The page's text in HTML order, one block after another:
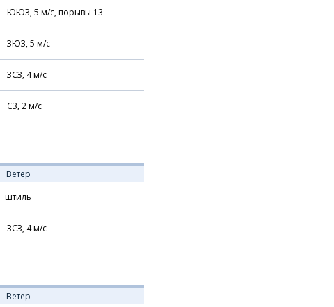
ЮЮЗ, 5 м/с, порывы 13
ЗЮЗ, 5 м/с
ЗСЗ, 4м/с
СЗ, 2м/с
Ветер
штиль
ЗСЗ, 4м/с
Ветер